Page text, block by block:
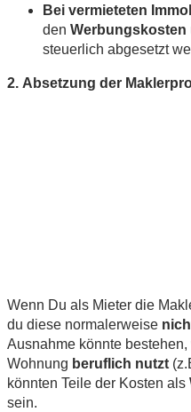
Bei vermieteten
den Werbungskosten
steuerlich abgesetzt
2. Absetzung der
Wenn Du als Mieter die
du diese normalerweise
Ausnahme könnte
Wohnung beruflich nutzt
könnten Teile der Kosten als
sein.